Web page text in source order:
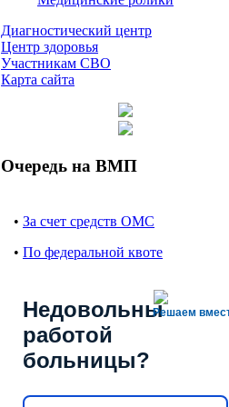
Диагностический центр
Центр здоровья
Участникам СВО
Карта сайта
Очередь на ВМП
• За счет средств ОМС
• По федеральной квоте
Решаем
Недовольны
работой
больницы?